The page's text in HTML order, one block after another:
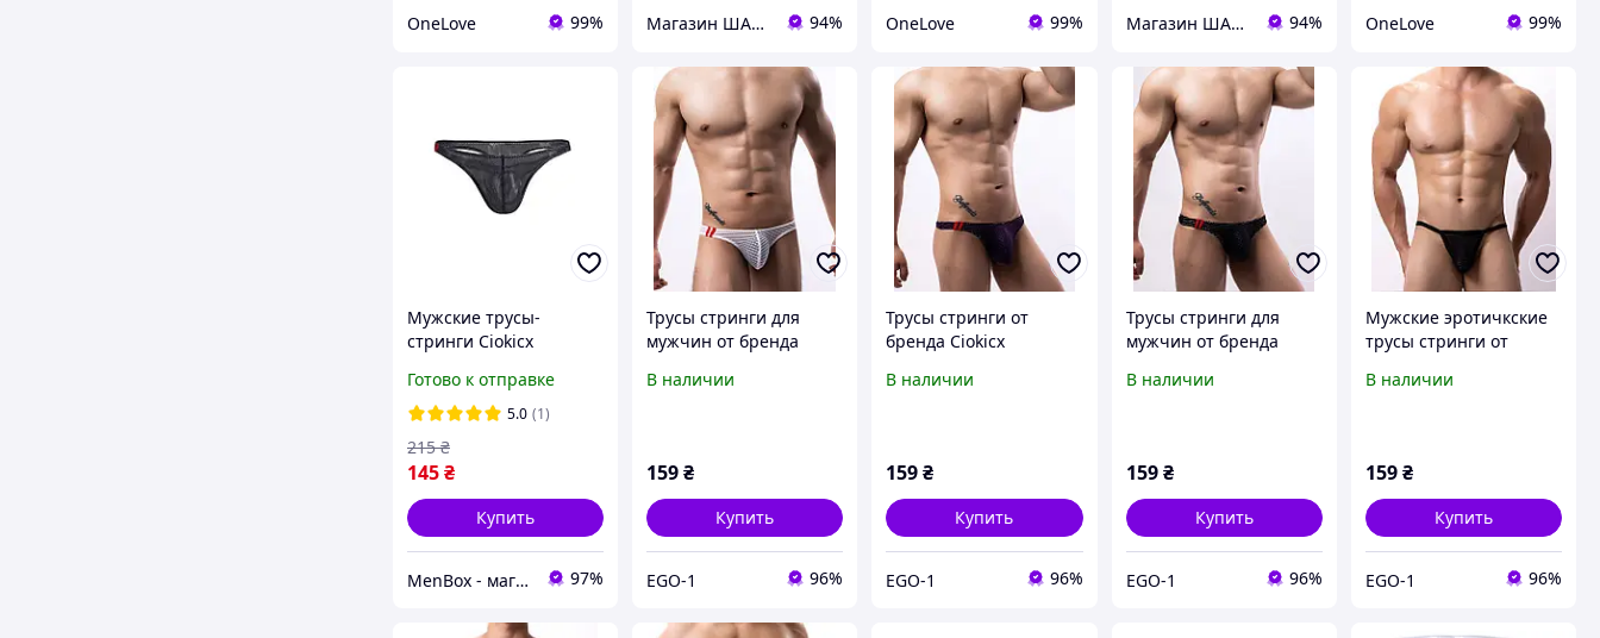
OneLove 99% Магазин ШАРМ 94% OneLove 99% Магазин ШАРМ 94% OneLove 99%
Мужские трусы-
стринги Ciokicx
люрексом
Готово к отправке
5.0 (1)
145₴
215 ₴
Купить
MenBox - магазин чоловічого одягу, білизни та аксесуарів 97%
Трусы стринги для
мужчин от бренда
В наличии
159₴
Купить
EGO-1 96%
Трусы стринги от
бренда Ciokicx
В наличии
159₴
Купить
EGO-1 96%
Трусы стринги для
мужчин от бренда
В наличии
159 ₴
Купить
EGO-1 96%
Мужские эротичкские
трусы стринги от
цвета
В наличии
159₴
Купить
EGO-1 96%